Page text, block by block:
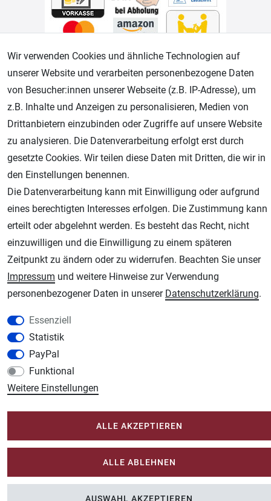
Geprüfter Shop
AGB Widerrufsrecht Datenschutz Impressum
Unsere weiteren Shops:
Schmincke-City.de
Schmincke Künstlerfarben das Gesamtsortiment
Plotter-City.com
Schneideplotter, Transferpressen, Siebdruck und Plotterfolien
Modellbau-City.com
Military + Tabletop Plastikmodelle und Modellbau Farben - Bringen Sie Farbe ins
Spiel.
Im-Shop-kaufen.de
Wir verwenden Cookies und ähnliche Technologien auf
unserer Website und verarbeiten personenbezogene Daten
von Besucher:innen unserer Webseite (z.B. IP-Adresse), um
z.B. Inhalte und Anzeigen zu personalisieren, Medien von
Drittanbietern einzubinden oder Zugriffe auf unsere Website
zu analysieren. Die Datenverarbeitung erfolgt erst durch
gesetzte Cookies. Wir teilen diese Daten mit Dritten, die wir in
den Einstellungen benennen.
Die Datenverarbeitung kann mit Einwilligung oder aufgrund
eines berechtigten Interesses erfolgen. Die Zustimmung kann
erteilt oder abgelehnt werden. Es besteht das Recht, nicht
einzuwilligen und die Einwilligung zu einem späteren
Zeitpunkt zu ändern oder zu widerrufen. Beachten Sie unser
Impressum und weitere Hinweise zur Verwendung
personenbezogener Daten in unserer Daten­schutz­erklärung.
Essenziell
Statistik
PayPal
Funktional
Weitere Einstellungen
ALLE AKZEPTIEREN
ALLE ABLEHNEN
AUSWAHL AKZEPTIEREN